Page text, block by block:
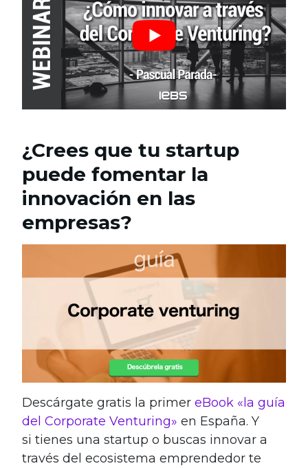
¿Crees que tu startup
puede fomentar la
innovación en las
empresas?
Descárgate gratis la primer eBook «la guía
del Corporate Venturing» en España. Y
si tienes una startup o buscas innovar a
través del ecosistema emprendedor te